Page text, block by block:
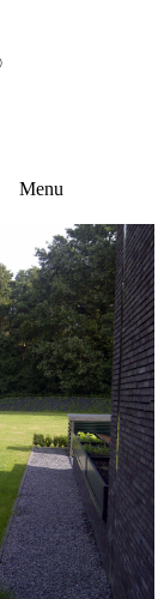
Menu